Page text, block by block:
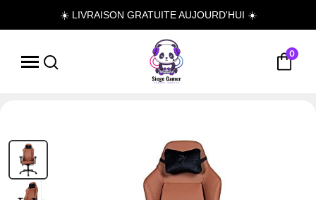
☀️ LIVRAISON GRATUITE AUJOURD'HUI ☀️
0